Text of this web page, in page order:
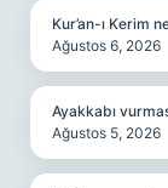
Kur’an-ı Kerim
Ağustos 6, 2026
Ayakkabı
Ağustos 5, 2026